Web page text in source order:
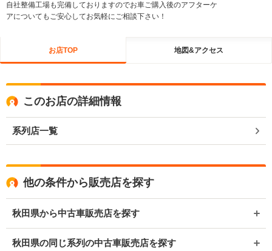
自社整備工場も完備しておりますのでお車ご購入後のアフターケ
アについてもご安心してお気軽にご相談下さい！
お店TOP 地図&アクセス
このお店の詳細情報
系列店一覧
他の条件から販売店を探す
秋田県から中古車販売店を探す
秋田県の同じ系列の中古車販売店を探す